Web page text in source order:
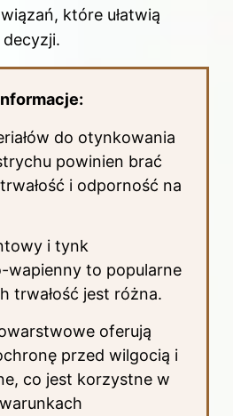
które ułatwią
decyzji.
do otynkowania
powinien brać
i odporność na
i tynk
wapienny to popularne
trwałość jest różna.
oferują
przed wilgocią i
co jest korzystne w